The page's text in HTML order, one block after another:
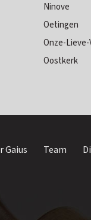
Ninove
Oetingen
Onze-
Oostkerk
Gaius Team